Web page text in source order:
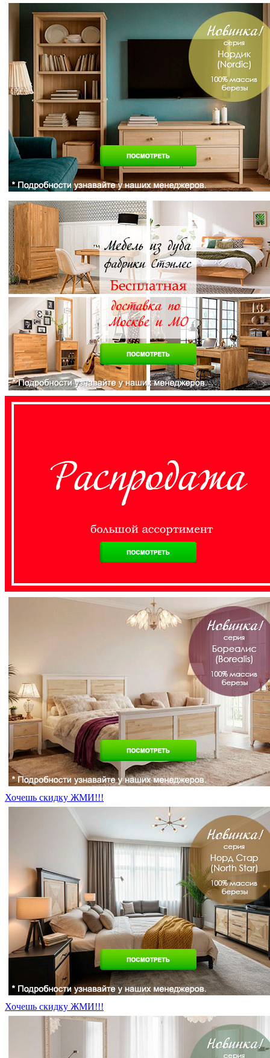
Хочешь скидку ЖМИ!!!
Хочешь скидку ЖМИ!!!